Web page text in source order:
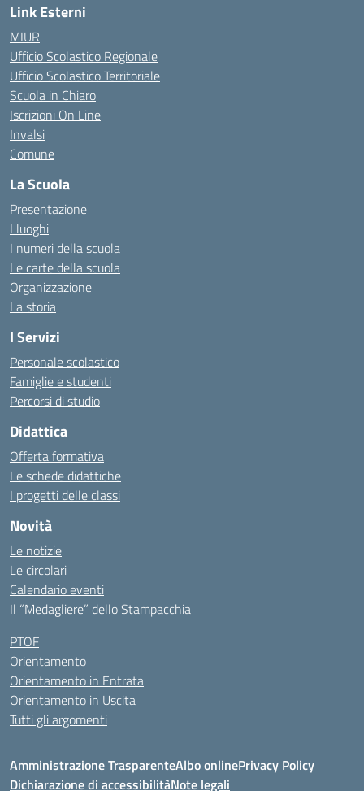
Link Esterni
MIUR
Ufficio Scolastico Regionale
Ufficio Scolastico Territoriale
Scuola in Chiaro
Iscrizioni On Line
Invalsi
Comune
La Scuola
Presentazione
I luoghi
I numeri della scuola
Le carte della scuola
Organizzazione
La storia
I Servizi
Personale scolastico
Famiglie e studenti
Percorsi di studio
Didattica
Offerta formativa
Le schede didattiche
I progetti delle classi
Novità
Le notizie
Le circolari
Calendario eventi
Il “Medagliere” dello Stampacchia
PTOF
Orientamento
Orientamento in Entrata
Orientamento in Uscita
Tutti gli argomenti
Amministrazione TrasparenteAlbo onlinePrivacy Policy
Dichiarazione di accessibilitàNote legali